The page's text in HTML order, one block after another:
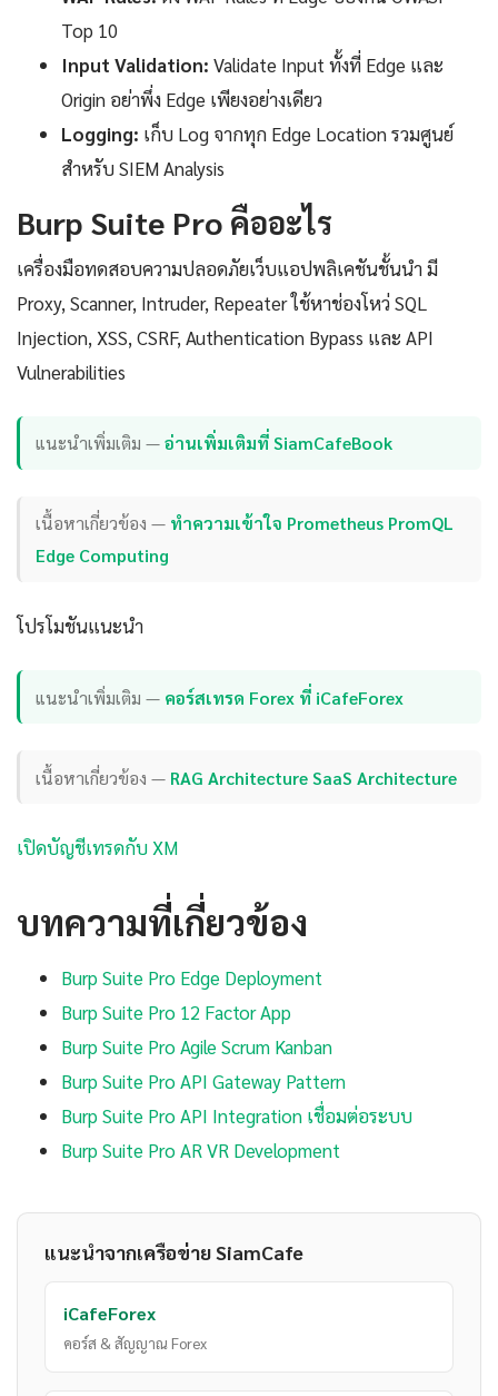
Top 10
Input Validation: Validate Input ทั้งที่ Edge และ
Origin อย่าพึ่ง Edge เพียงอย่างเดียว
Logging: เก็บ Log จากทุก Edge Location รวมศูนย์
สำหรับ SIEM Analysis
Burp Suite Pro คืออะไร
เครื่องมือทดสอบความปลอดภัยเว็บแอปพลิเคชันชั้นนำ มี
Proxy, Scanner, Intruder, Repeater ใช้หาช่องโหว่ SQL
Injection, XSS, CSRF, Authentication Bypass และ API
Vulnerabilities
แนะนำเพิ่มเติม —อ่านเพิ่มเติมที่ SiamCafeBook
เนื้อหาเกี่ยวข้อง — ทำความเข้าใจ Prometheus PromQL
Edge Computing
โปรโมชันแนะนำ
แนะนำเพิ่มเติม — คอร์สเทรด Forex ที่ iCafeForex
เนื้อหาเกี่ยวข้อง — RAG Architecture SaaS Architecture
เปิดบัญชีเทรดกับ XM
บทความที่เกี่ยวข้อง
Burp Suite Pro Edge Deployment
Burp Suite Pro 12 Factor App
Burp Suite Pro Agile Scrum Kanban
Burp Suite Pro API Gateway Pattern
Burp Suite Pro API Integration เชื่อมต่อระบบ
Burp Suite Pro AR VR Development
แนะนำจากเครือข่าย SiamCafe
iCafeForex
คอร์ส & สัญญาณ Forex